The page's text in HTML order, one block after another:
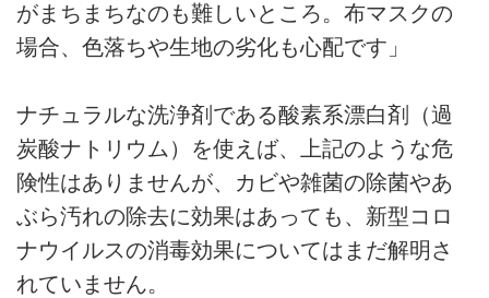
がまちまちなのも難しいところ。布マスクの
場合、色落ちや生地の劣化も心配です」
ナチュラルな洗浄剤である酸素系漂白剤（過
炭酸ナトリウム）を使えば、上記のような危
険性はありませんが、カビや雑菌の除菌やあ
ぶら汚れの除去に効果はあっても、新型コロ
ナウイルスの消毒効果についてはまだ解明さ
れていません。